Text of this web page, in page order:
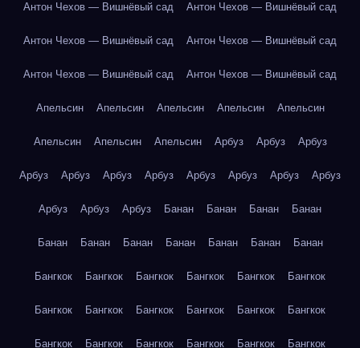
Антон Чехов — Вишнёвый сад Антон Чехов — Вишнёвый сад
Антон Чехов — Вишнёвый сад Антон Чехов — Вишнёвый сад
Антон Чехов — Вишнёвый сад Антон Чехов — Вишнёвый сад
Апельсин Апельсин Апельсин Апельсин Апельсин
Апельсин Апельсин Апельсин Арбуз Арбуз Арбуз
Арбуз Арбуз Арбуз Арбуз Арбуз Арбуз Арбуз Арбуз
Арбуз Арбуз Арбуз Банан Банан Банан Банан
Банан Банан Банан Банан Банан Банан Банан
Бангкок Бангкок Бангкок Бангкок Бангкок Бангкок
Бангкок Бангкок Бангкок Бангкок Бангкок Бангкок
Бангкок Бангкок Бангкок Бангкок Бангкок Бангкок